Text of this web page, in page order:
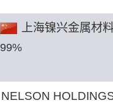
上海镍兴金属材
99%
NELSON